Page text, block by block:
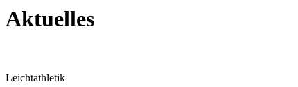
Aktuelles
Leichtathletik